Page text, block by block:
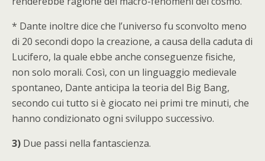
* Dante inoltre dice che l’universo fu sconvolto meno
di 20 secondi dopo la creazione, a causa della caduta di
Lucifero, la quale ebbe anche conseguenze fisiche,
non solo morali. Così, con un linguaggio medievale
spontaneo, Dante anticipa la teoria del Big Bang,
secondo cui tutto si è giocato nei primi tre minuti, che
hanno condizionato ogni sviluppo successivo.
3) Due passi nella fantascienza.